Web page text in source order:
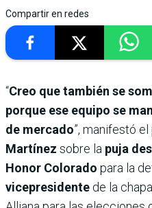
Compartir en redes
“Creo que también se
porque ese equipo se
de mercado”, manifestó
Martínez sobre la puja
Honor Colorado para la
vicepresidente de la